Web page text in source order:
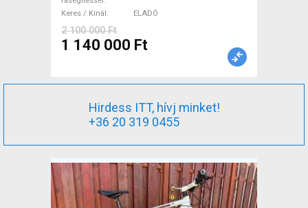
Keres / Kínál ELADÓ
2 100 000 Ft
1 140 000 Ft
Hirdess ITT, hívj minket!
+36 20 319 0455